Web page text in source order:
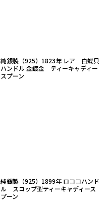
純銀製（925）1823年 レア 白蝶貝
ハンドル 金鍍金 ティーキャディー
スプーン
純銀製（925）1899年 ロココハンド
ル スコップ型ティーキャディース
プーン